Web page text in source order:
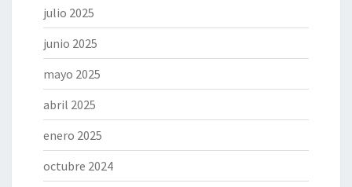
julio 2025
junio 2025
mayo 2025
abril 2025
enero 2025
octubre 2024